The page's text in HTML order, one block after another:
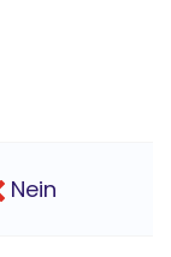
Nein